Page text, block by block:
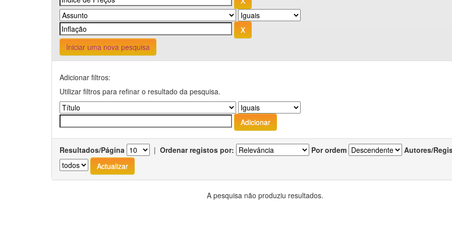
Iniciar uma nova pesquisa
Adicionar filtros:
Utilizar filtros para refinar o resultado da pesquisa.
Resultados/Página | Ordenar registos por: Por ordem Autores/
A pesquisa não produziu resultados.